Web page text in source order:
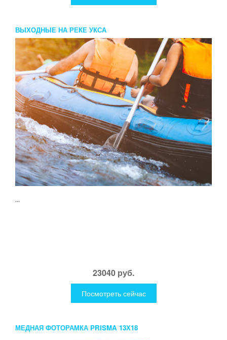
ВЫХОДНЫЕ НА РЕКЕ УКСА
...
23040 руб.
Посмотреть сейчас
МЕДНАЯ ФОТОРАМКА PRISMA 13Х18